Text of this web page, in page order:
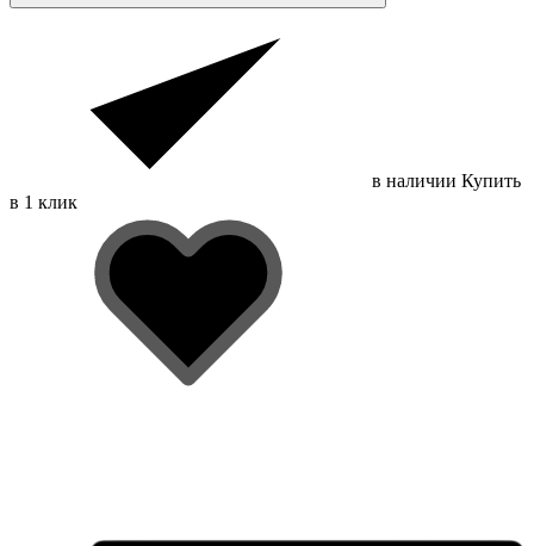
в наличии Купить
в 1 клик